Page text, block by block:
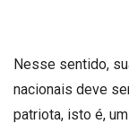
Nesse sentido,
nacionais deve
patriota, isto é,